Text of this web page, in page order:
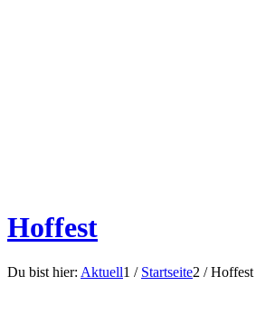
Hoffest
Du bist hier: Aktuell1 / Startseite2 / Hoffest